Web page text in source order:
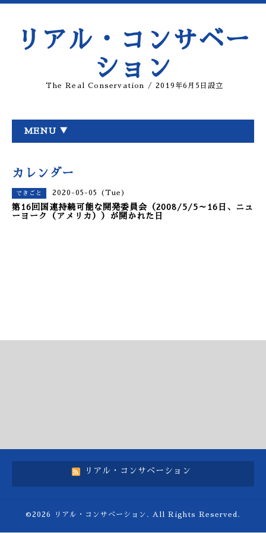
リアル・コンサベー
ション
The Real Conservation / 2019年6月5日設立
MENU ▼
カレンダー
できごと 2020-05-05 (Tue)
第16回国連持続可能な開発委員会（2008/5/5～16日、ニュ
ーヨーク（アメリカ））が開かれた日
リアル・コンサベーション
©2026 リアル・コンサベーション . All Rights Reserved.